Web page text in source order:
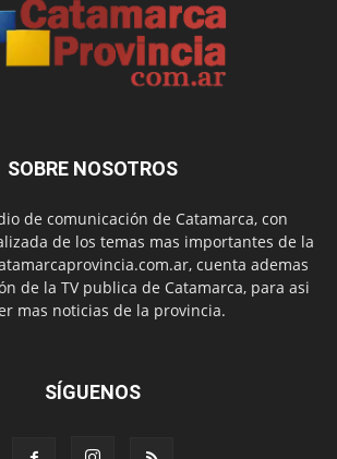
SOBRE NOSOTROS
de comunicación de Catamarca, con
de los temas mas importantes de la
cuenta ademas
de la TV publica de Catamarca, para asi
mas noticias de la provincia.
SÍGUENOS